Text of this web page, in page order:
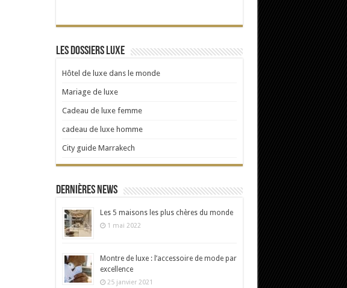
Les dossiers Luxe
Hôtel de luxe dans le monde
Mariage de luxe
Cadeau de luxe femme
cadeau de luxe homme
City guide Marrakech
Dernières news
Les 5 maisons les plus chères du monde
1 mai 2022
Montre de luxe : l’accessoire de mode par
excellence
25 janvier 2021